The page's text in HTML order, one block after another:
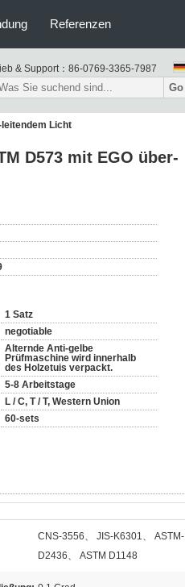
Referenzen
& Support： 86-0769-3365-7987
Go
leitendem Licht
D573 mit EGO über-
1 Satz
negotiable
Alternde Anti-gelbe
Prüfmaschine wird innerhalb
des Holzetuis verpackt.
5-8 Arbeitstage
L / C, T / T, Western Union
60-sets
CNS-3556、 JIS-K6301、 ASTM-
D2436、 ASTM D1148